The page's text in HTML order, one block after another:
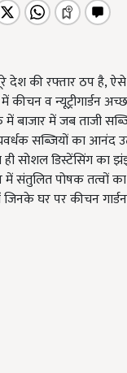
देश की रफ्तार ठप है,
कीचन व न्यूट्रीगार्डन
बाजार में जब ताजी
सब्जियों का आनंद
सोशल डिस्टेंसिंग का
संतुलित पोषक तत्वों का
घर पर कीचन